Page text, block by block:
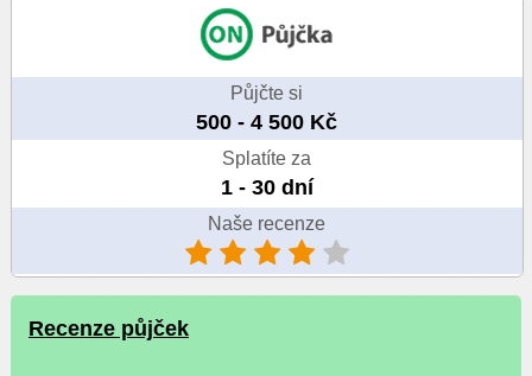
Půjčte si
500 - 4 500 Kč
Splatíte za
1 - 30 dní
Naše recenze
Recenze půjček